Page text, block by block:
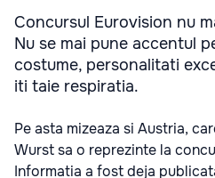
Concursul Eurovision nu
Nu se mai pune accentul
costume, personalitati
iti taie respiratia.
Pe asta mizeaza si Austria,
Wurst sa o reprezinte la
Informatia a fost deja